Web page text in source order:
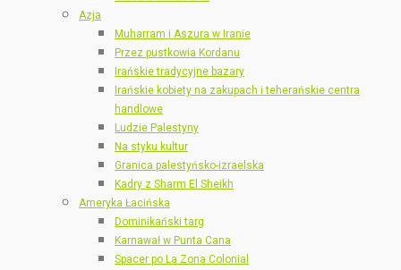
Azja
Muharram i Aszura w Iranie
Przez pustkowia Kordanu
Irańskie tradycyjne bazary
Irańskie kobiety na zakupach i teherańskie centra
handlowe
Ludzie Palestyny
Na styku kultur
Granica palestyńsko-izraelska
Kadry z Sharm El Sheikh
Ameryka Łacińska
Dominikański targ
Karnawał w Punta Cana
Spacer po La Zona Colonial